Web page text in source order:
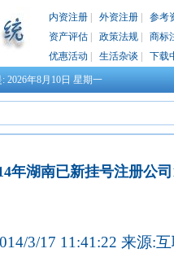
内资注册 外资注册
参考
资产评估
政策法规
商标
优惠活动
生活杂谈 下载
: 2026年8月10日 星期一
年湖南已新挂号注册公司
3/17 11:41:22 来源: